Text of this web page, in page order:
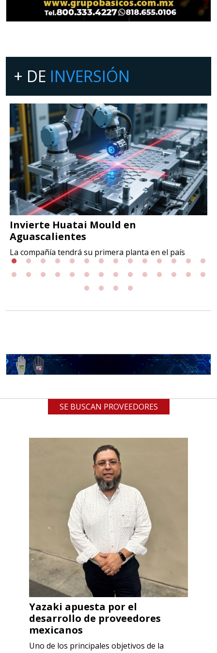
+ DE INVERSIÓN
Invierte Huatai Mould en
Aguascalientes
La compañía tendrá su primera planta en el país
SE BUSCAN PROVEEDORES
Yazaki apuesta por el
desarrollo de proveedores
mexicanos
Uno de los principales objetivos de la